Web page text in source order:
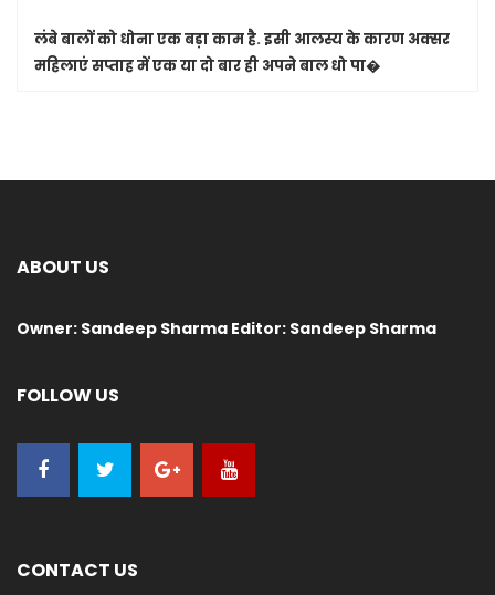
लंबे बालों को धोना एक बड़ा काम है. इसी आलस्य के कारण अक्सर
महिलाएं सप्ताह में एक या दो बार ही अपने बाल धो पा�
ABOUT US
Owner: Sandeep Sharma Editor: Sandeep Sharma
FOLLOW US
CONTACT US